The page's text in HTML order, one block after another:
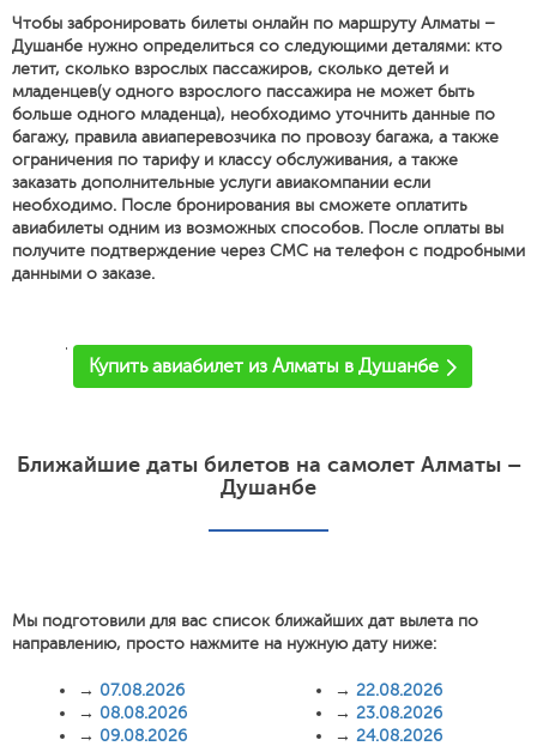
Чтобы забронировать билеты онлайн по маршруту Алматы –
Душанбе нужно определиться со следующими деталями: кто
летит, сколько взрослых пассажиров, сколько детей и
младенцев(у одного взрослого пассажира не может быть
больше одного младенца), необходимо уточнить данные по
багажу, правила авиаперевозчика по провозу багажа, а также
ограничения по тарифу и классу обслуживания, а также
заказать дополнительные услуги авиакомпании если
необходимо. После бронирования вы сможете оплатить
авиабилеты одним из возможных способов. После оплаты вы
получите подтверждение через СМС на телефон с подробными
данными о заказе.
'
Купить авиабилет из Алматы в Душанбе
Ближайшие даты билетов на самолет Алматы –
Душанбе
Мы подготовили для вас список ближайших дат вылета по
направлению, просто нажмите на нужную дату ниже:
→ 07.08.2026
→ 08.08.2026
→ 09.08.2026
→ 22.08.2026
→ 23.08.2026
→ 24.08.2026